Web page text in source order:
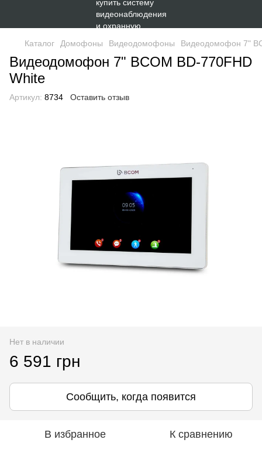
Каталог Домофоны Видеодомофоны Видеодомофон 7"
Видеодомофон 7" BCOM BD-770FHD
White
Артикул: 8734 Оставить отзыв
Нет в наличии
6 591 грн
Сообщить, когда появится
В избранное К сравнению